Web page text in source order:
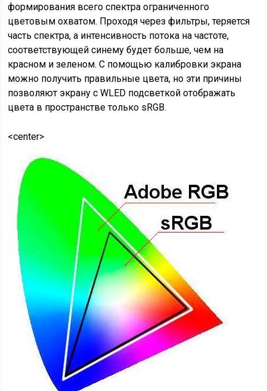
формирования всего спектра ограниченного
цветовым охватом. Проходя через фильтры, теряется
часть спектра, а интенсивность потока на частоте,
соответствующей синему будет больше, чем на
красном и зеленом. С помощью калибровки экрана
можно получить правильные цвета, но эти причины
позволяют экрану с WLED подсветкой отображать
цвета в пространстве только sRGB.
<center>